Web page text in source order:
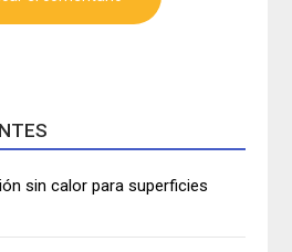
sin calor para superficies